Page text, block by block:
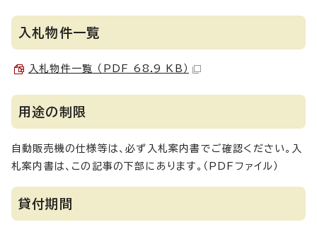
入札物件一覧
入札物件一覧 （PDF 68.9 KB）
用途の制限
自動販売機の仕様等は、必ず入札案内書でご確認ください。入
札案内書は、この記事の下部にあります。（PDFファイル）
貸付期間